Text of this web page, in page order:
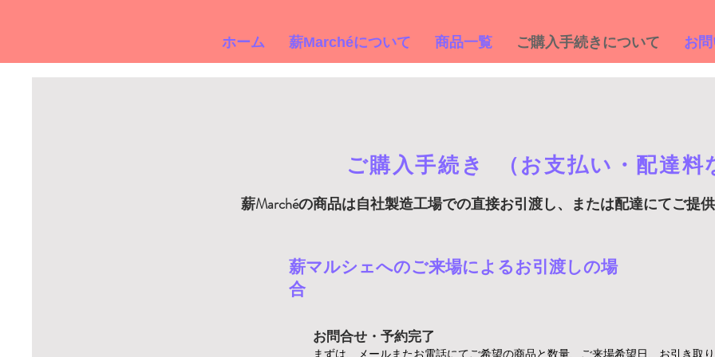
ホーム 薪Marchéについて 商品一覧 ご購入手続きについて お
ご購入手続き （お支払い・配達
薪Marchéの商品は自社製造工場での直接お引渡し、または配達にてご提
​薪マルシェへのご来場によるお引渡しの場
合
まずは、メールまたお電話にてご希望の商品と数量、ご来場希望日、お引き取
お問合せ・予約完了